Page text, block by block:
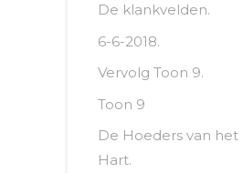
De klankvelden.
6-6-2018.
Vervolg Toon 9.
Toon 9
De Hoeders van het
Hart.